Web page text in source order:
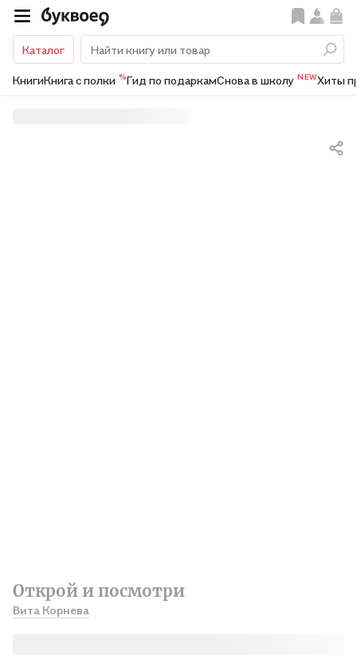
Каталог
КнигиКнига с полки %Гид по подаркамСнова в школу NEWХиты
Открой и посмотри
Вита Корнева